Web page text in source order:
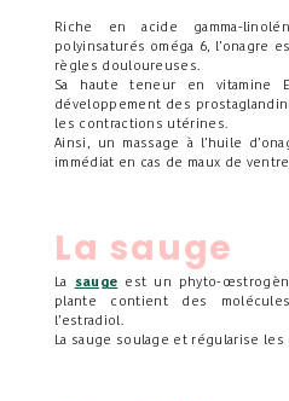
Riche en acide gamma-
polyinsaturés oméga 6, l’onagre
règles douloureuses.
Sa haute teneur en
développement des
les contractions utérines.
Ainsi, un massage à l’huile
immédiat en cas de maux de
La sauge
La sauge est un phyto-
plante contient des
l’estradiol.
La sauge soulage et régularise